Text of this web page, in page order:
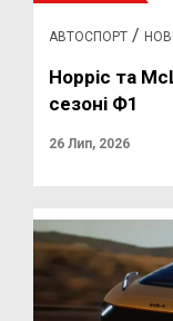
АВТОСПОРТ /
Норріс та
сезоні Ф1
26 Лип, 2026